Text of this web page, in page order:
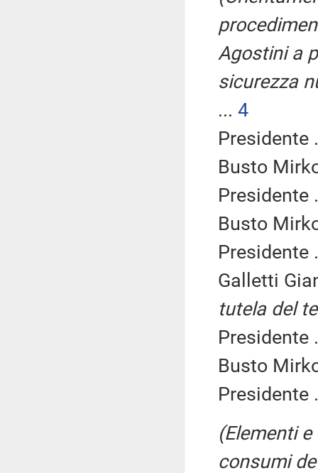
Agostini a
sicurezza
... 4
Presidente
Busto
Presidente
Busto
Presidente
Galletti
tutela del
Presidente
Busto
Presidente
(Elementi
consumi